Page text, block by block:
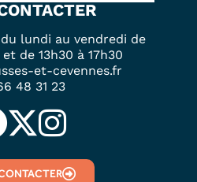
lundi au vendredi de
de 13h30 à 17h30
et-cevennes.fr
48 31 23